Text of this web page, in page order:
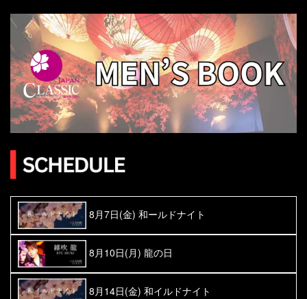
8月7日(金) 和ールドナイト
8月10日(月) 龍の日
8月14日(金) 和イルドナイト